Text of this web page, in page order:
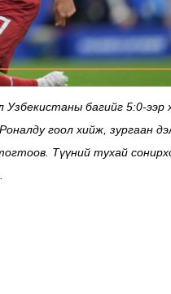
багийг 5:0-ээр
гоол хийж, зургаан
Түүний тухай